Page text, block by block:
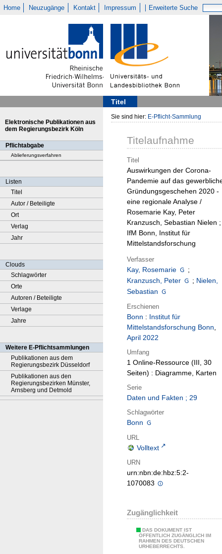
Home Neuzugänge Kontakt Impressum Erweiterte Suche
Titel
Elektronische Publikationen aus
dem Regierungsbezirk Köln
Pflichtabgabe
Ablieferungsverfahren
Listen
Titel
Autor / Beteiligte
Ort
Verlag
Jahr
Clouds
Schlagwörter
Orte
Autoren / Beteiligte
Verlage
Jahre
Weitere E-Pflichtsammlungen
Publikationen aus dem
Regierungsbezirk Düsseldorf
Publikationen aus den
Regierungsbezirken Münster,
Arnsberg und Detmold
Sie sind hier: E-Pflicht-Sammlung
Titelaufnahme
Titel
Auswirkungen der Corona-
Pandemie auf das
Gründungsgeschehen 2020 -
eine regionale Analyse /
Rosemarie Kay, Peter
Kranzusch, Sebastian Nielen ;
IfM Bonn, Institut für
Mittelstandsforschung
Verfasser
Kay, Rosemarie
;
Kranzusch, Peter
; Nielen,
Sebastian
Erschienen
Bonn : Institut für
Mittelstandsforschung Bonn,
April 2022
Umfang
1 Online-Ressource (III, 30
Seiten) : Diagramme, Karten
Serie
Daten und Fakten ; 29
Schlagwörter
Bonn
URL
Volltext
URN
urn:nbn:de:hbz:5:2-
1070083
Zugänglichkeit
DAS DOKUMENT IST
ÖFFENTLICH ZUGÄNGLICH IM
RAHMEN DES DEUTSCHEN
URHEBERRECHTS.